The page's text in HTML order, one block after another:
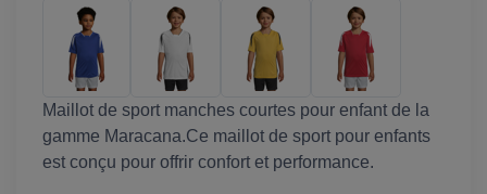
Maillot de sport manches courtes pour enfant de la
gamme Maracana.Ce maillot de sport pour enfants
est conçu pour offrir confort et performance.